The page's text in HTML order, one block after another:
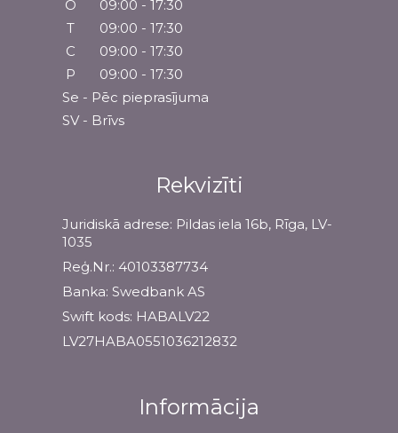
O
09:00 - 17:30
T
09:00 - 17:30
C
09:00 - 17:30
P
09:00 - 17:30
Se - Pēc pieprasījuma
SV - Brīvs
Rekvizīti
Juridiskā adrese: Pildas iela 16b, Rīga, LV-
1035
Reģ.Nr.: 40103387734
Banka: Swedbank AS
Swift kods: HABALV22
LV27HABA0551036212832
Informācija